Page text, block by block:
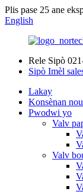
Plis pase 25 ane
English
Rele Sipò
Sipò Imèl
Lakay
Konsènan nou
Pwodwi yo
Valv
Valv